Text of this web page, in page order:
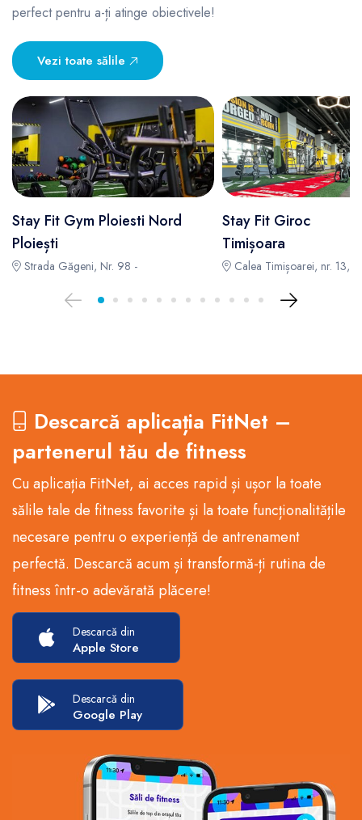
perfect pentru a-ți atinge obiectivele!
Vezi toate sălile
Stay Fit Gym Ploiesti Nord
Ploiești
Strada Găgeni, Nr. 98 -
Stay Fit Giroc
Timișoara
Calea Timișoarei, nr. 13,
Descarcă aplicația FitNet –
partenerul tău de fitness
Cu aplicația FitNet, ai acces rapid și ușor la toate
sălile tale de fitness favorite și la toate funcționalitățile
necesare pentru o experiență de antrenament
perfectă. Descarcă acum și transformă-ți rutina de
fitness într-o adevărată plăcere!
Descarcă din
Apple Store
Descarcă din
Google Play